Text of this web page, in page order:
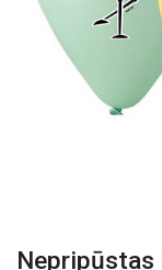
Nepripūstas